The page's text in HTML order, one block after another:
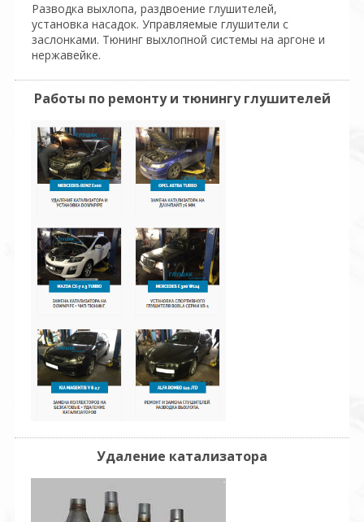
Разводка выхлопа, раздвоение глушителей,
установка насадок. Управляемые глушители с
заслонками. Тюнинг выхлопной системы на аргоне и
нержавейке.
Работы по ремонту и тюнингу глушителей
Удаление катализатора